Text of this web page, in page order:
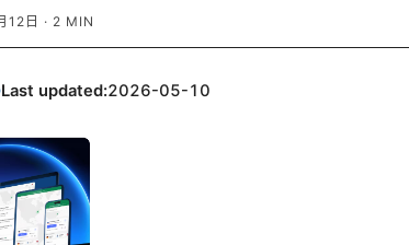
12日 · 2 MIN
Last updated:2026-05-10